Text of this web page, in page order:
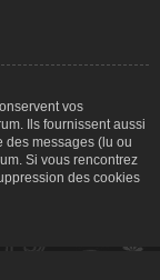
vos
Ils fournissent aussi
des messages (lu ou
Si vous rencontrez
des cookies